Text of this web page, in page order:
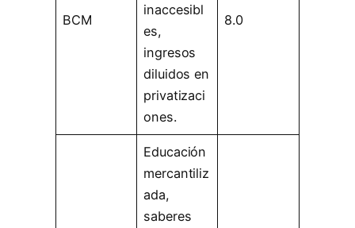
BCM
inaccesibl
es,
ingresos
diluidos en
privatizaci
ones.
8.0
Educación
mercantiliz
ada,
saberes